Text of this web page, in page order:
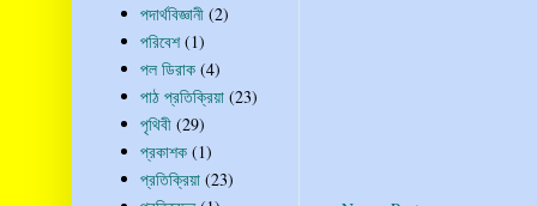
পদার্থবিজ্ঞানী (2)
পরিবেশ (1)
পল ডিরাক (4)
পাঠ প্রতিক্রিয়া (23)
পৃথিবী (29)
প্রকাশক (1)
প্রতিক্রিয়া (23)